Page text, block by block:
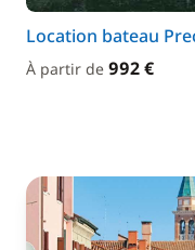
Location bateau
À partir de 992 €